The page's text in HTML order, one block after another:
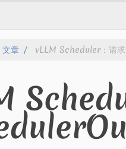
文章 vLLM Scheduler：请